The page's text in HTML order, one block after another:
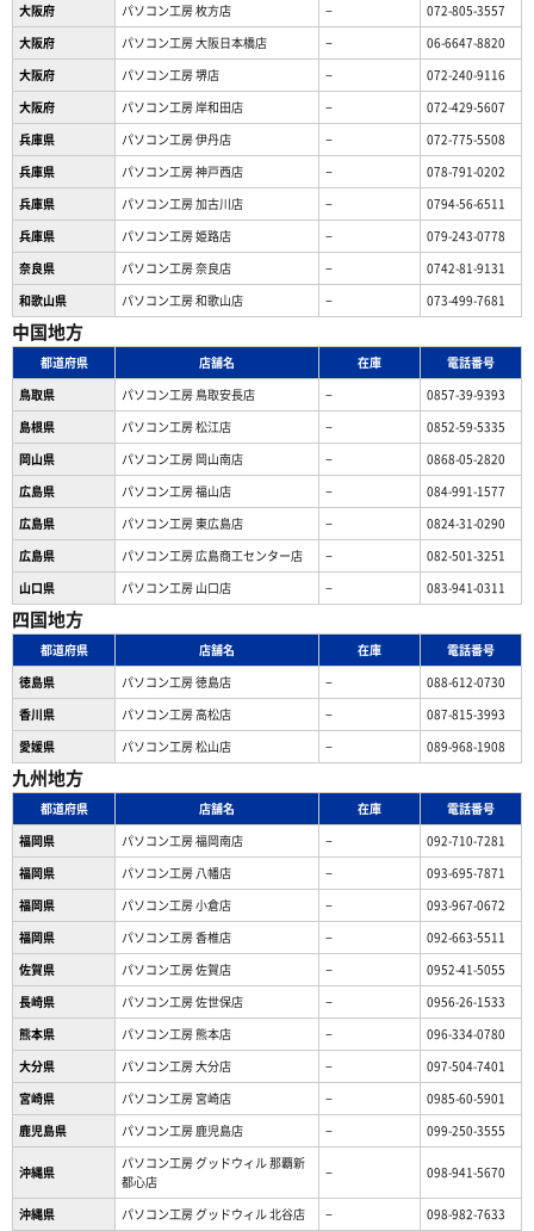
大阪府
パソコン工房 枚方店 −
072-805-3557
大阪府
パソコン工房 大阪日本橋店 −
06-6647-8820
大阪府
パソコン工房 堺店 −
072-240-9116
大阪府
パソコン工房 岸和田店 −
072-429-5607
兵庫県
パソコン工房 伊丹店 −
072-775-5508
兵庫県
パソコン工房 神戸西店 −
078-791-0202
兵庫県
パソコン工房 加古川店 −
0794-56-6511
兵庫県
パソコン工房 姫路店 −
079-243-0778
奈良県
パソコン工房 奈良店 −
0742-81-9131
和歌山県
パソコン工房 和歌山店 − 073-499-7681
中国地方
都道府県 店舗名 在庫
電話番号
鳥取県
パソコン工房 鳥取安長店 −
0857-39-9393
島根県
パソコン工房 松江店 −
0852-59-5335
岡山県
パソコン工房 岡山南店 −
0868-05-2820
広島県
パソコン工房 福山店 −
084-991-1577
広島県
パソコン工房 東広島店 −
0824-31-0290
広島県
パソコン工房 広島商工センター店 −
082-501-3251
山口県
パソコン工房 山口店 − 083-941-0311
四国地方
都道府県 店舗名 在庫
電話番号
徳島県
パソコン工房 徳島店 −
088-612-0730
香川県
パソコン工房 高松店 −
087-815-3993
愛媛県
パソコン工房 松山店 − 089-968-1908
九州地方
都道府県 店舗名 在庫
電話番号
福岡県
パソコン工房 福岡南店 −
092-710-7281
福岡県
パソコン工房 八幡店 −
093-695-7871
福岡県
パソコン工房 小倉店 −
093-967-0672
福岡県
パソコン工房 香椎店 −
092-663-5511
佐賀県
パソコン工房 佐賀店 −
0952-41-5055
長崎県
パソコン工房 佐世保店 −
0956-26-1533
熊本県
パソコン工房 熊本店 −
096-334-0780
大分県
パソコン工房 大分店 −
097-504-7401
宮崎県
パソコン工房 宮崎店 −
0985-60-5901
鹿児島県
パソコン工房 鹿児島店 − 099-250-3555
沖縄県
パソコン工房 グッドウィル 那覇新
都心店
− 098-941-5670
沖縄県 パソコン工房 グッドウィル 北谷店 − 098-982-7633